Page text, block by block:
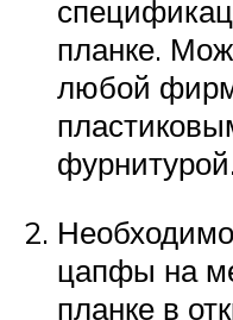
планке.
любой
цапфы на
планке в